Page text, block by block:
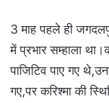
3 माह पहले ही
में प्रभार सम्हाला
पाजिटिव पाए गए
गए,पर करिश्मा की